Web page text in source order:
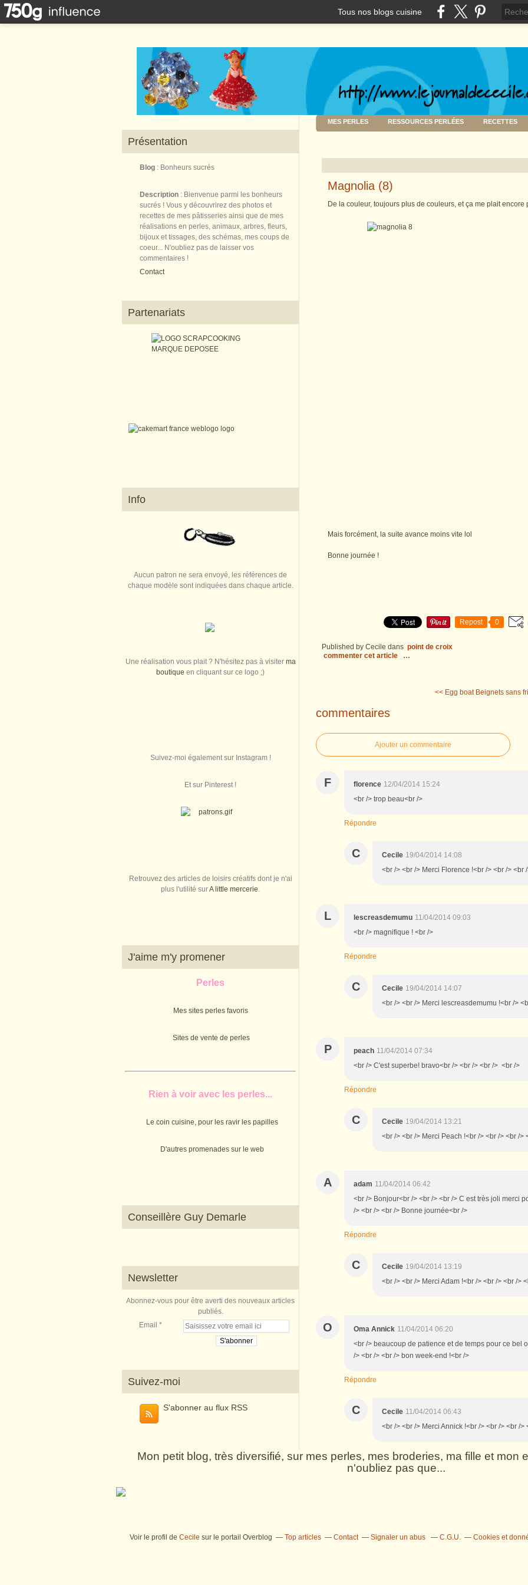
Tous nos blogs cuisine
Présentation
Blog : Bonheurs sucrés
Description : Bienvenue parmi les bonheurs
sucrés ! Vous y découvrirez des photos et
recettes de mes pâtisseries ainsi que de mes
réalisations en perles, animaux, arbres, fleurs,
bijoux et tissages, des schémas, mes coups de
coeur... N'oubliez pas de laisser vos
commentaires !
Contact
Partenariats
Info
Aucun patron ne sera envoyé, les références de
chaque modèle sont indiquées dans chaque article.
Une réalisation vous plait ? N'hésitez pas à visiter ma
boutique en cliquant sur ce logo ;)
Suivez-moi également sur Instagram !
Et sur Pinterest !
Retrouvez des articles de loisirs créatifs dont je n'ai
plus l'utilité surA little mercerie.
J'aime m'y promener
Perles
Mes sites perles favoris
Sites de vente de perles
Rien à voir avec les perles...
Le coin cuisine, pour les ravir les papilles
D'autres promenades sur le web
Conseillère Guy Demarle
Newsletter
Abonnez-vous pour être averti des nouveaux articles
publiés.
Email
Suivez-moi
S'abonner au flux RSS
MES PERLES RESSOURCES PERLÉES RECETTES
Magnolia (8)
De la couleur, toujours plus de couleurs, et ça me plait encore
Mais forcément, la suite avance moins vite lol
Bonne journée !
Repost 0
Published by Cecile dans point de croix
commenter cet article
…
<< Egg boat Beignets sans
commentaires
Ajouter un commentaire
F florence 12/04/2014 15:24
<br /> trop beau<br />
Répondre
C Cecile 19/04/2014 14:08
<br /> <br /> Merci Florence !<br /> <br /> <br
L lescreasdemumu 11/04/2014 09:03
<br /> magnifique ! <br />
Répondre
C Cecile 19/04/2014 14:07
<br /> <br /> Merci lescreasdemumu !<br />
P peach 11/04/2014 07:34
<br /> C'est superbe! bravo<br /> <br /> <br /> <br />
Répondre
C Cecile 19/04/2014 13:21
<br /> <br /> Merci Peach !<br /> <br /> <br />
A adam 11/04/2014 06:42
<br /> Bonjour<br /> <br /> <br /> C est très joli merci
/> <br /> <br /> Bonne journée<br />
Répondre
C Cecile 19/04/2014 13:19
<br /> <br /> Merci Adam !<br /> <br /> <br />
O Oma Annick 11/04/2014 06:20
<br /> beaucoup de patience et de temps pour ce bel
/> <br /> <br /> bon week-end !<br />
Répondre
C Cecile 11/04/2014 06:43
<br /> <br /> Merci Annick !<br /> <br /> <br />
Mon petit blog, très diversifié, sur mes perles, mes broderies, ma fille et mon
n'oubliez pas que...
Voir le profil de Cecile sur le portail Overblog Top articles Contact Signaler un abus C.G.U. Cookies et